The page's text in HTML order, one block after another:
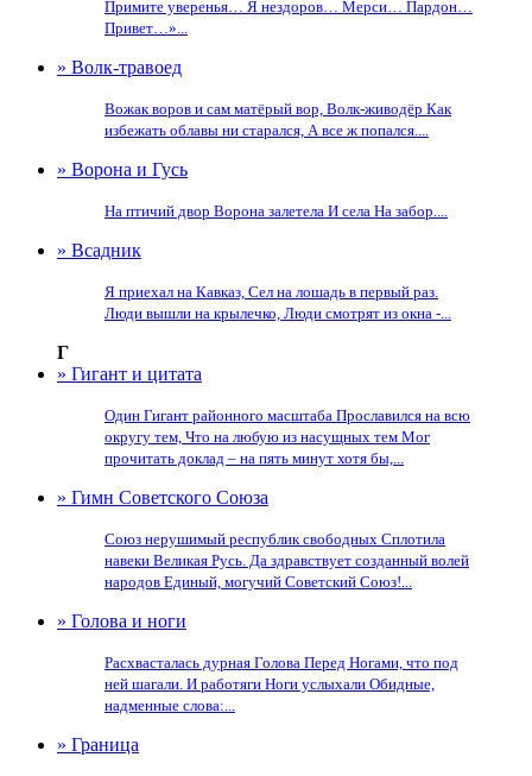
Примите уверенья… Я нездоров… Мерси… Пардон…
Привет…»...
» Волк-травоед
Вожак воров и сам матёрый вор, Волк-живодёр Как
избежать облавы ни старался, А все ж попался....
» Ворона и Гусь
На птичий двор Ворона залетела И села На забор....
» Всадник
Я приехал на Кавказ, Сел на лошадь в первый раз.
Люди вышли на крылечко, Люди смотрят из окна -...
Г
» Гигант и цитата
Один Гигант районного масштаба Прославился на всю
округу тем, Что на любую из насущных тем Мог
прочитать доклад – на пять минут хотя бы,...
» Гимн Советского Союза
Союз нерушимый республик свободных Сплотила
навеки Великая Русь. Да здравствует созданный волей
народов Единый, могучий Советский Союз!...
» Голова и ноги
Расхвасталась дурная Голова Перед Ногами, что под
ней шагали. И работяги Ноги услыхали Обидные,
надменные слова:...
» Граница